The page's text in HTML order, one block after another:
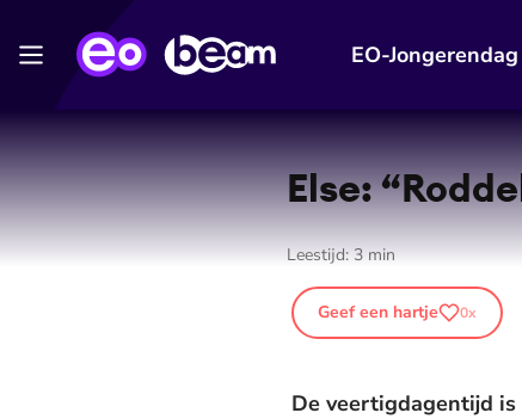
EO-Jongerendag
Else:
Leestijd: 3 min
Geef een hartje 0x
De veertigdagentijd is